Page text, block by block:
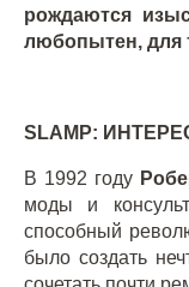
рождаются
любопытен, для
SLAMP:
В 1992 году
моды и
способный
было создать